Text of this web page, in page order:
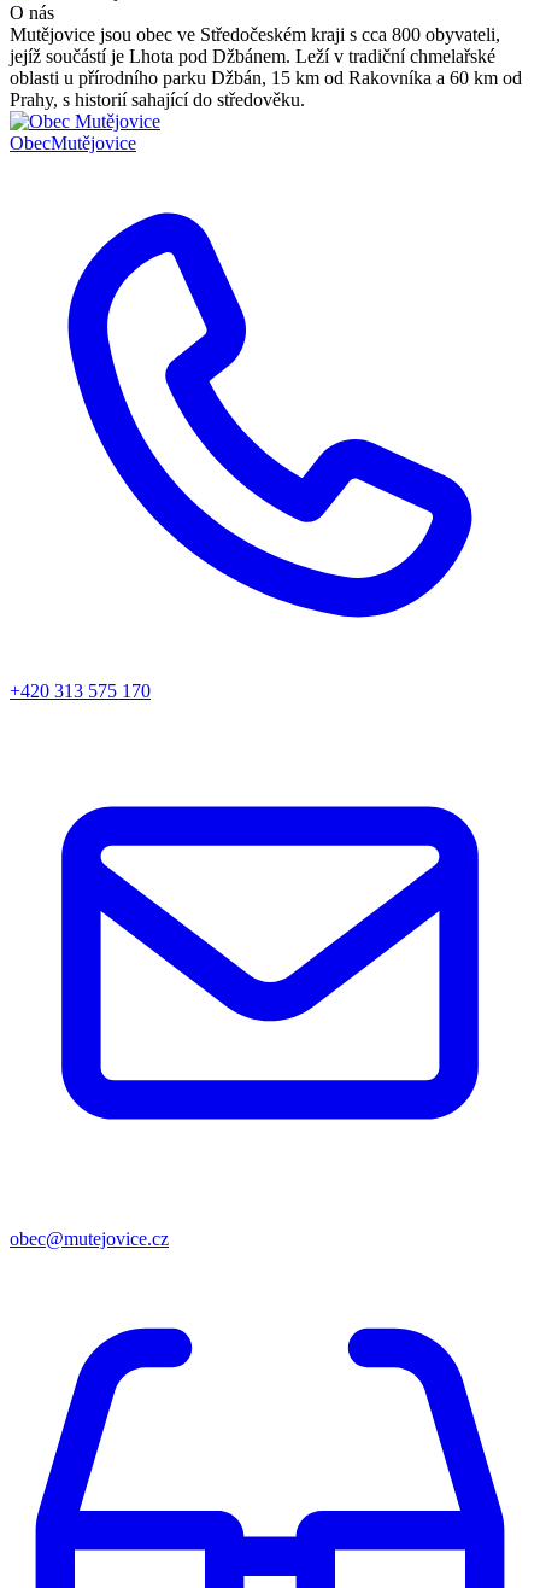
O nás
Mutějovice jsou obec ve Středočeském kraji s cca 800 obyvateli,
jejíž součástí je Lhota pod Džbánem. Leží v tradiční chmelařské
oblasti u přírodního parku Džbán, 15 km od Rakovníka a 60 km od
Prahy, s historií sahající do středověku.
ObecMutějovice
+420 313 575 170
obec@mutejovice.cz